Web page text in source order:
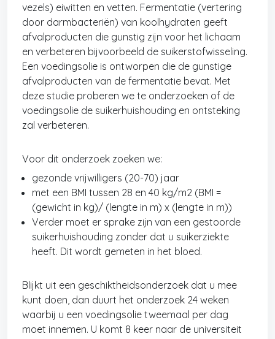
vezels) eiwitten en vetten. Fermentatie (vertering
door darmbacteriën) van koolhydraten geeft
afvalproducten die gunstig zijn voor het lichaam
en verbeteren bijvoorbeeld de suikerstofwisseling.
Een voedingsolie is ontworpen die de gunstige
afvalproducten van de fermentatie bevat. Met
deze studie proberen we te onderzoeken of de
voedingsolie de suikerhuishouding en ontsteking
zal verbeteren.
Voor dit onderzoek zoeken we:
gezonde vrijwilligers (20-70) jaar
met een BMI tussen 28 en 40 kg/m2 (BMI =
(gewicht in kg)/ (lengte in m) x (lengte in m))
Verder moet er sprake zijn van een gestoorde
suikerhuishouding zonder dat u suikerziekte
heeft. Dit wordt gemeten in het bloed.
Blijkt uit een geschiktheidsonderzoek dat u mee
kunt doen, dan duurt het onderzoek 24 weken
waarbij u een voedingsolie tweemaal per dag
moet innemen. U komt 8 keer naar de universiteit